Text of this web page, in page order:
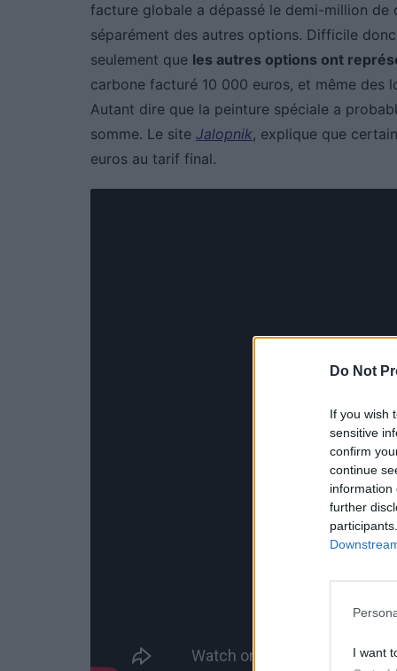
Do Not
If you wish
sensitive
confirm
continue
information
further
I want
facture globale a dépassé le demi-million de
séparément des autres options. Difficile
seulement que les autres options ont
carbone facturé 10 000 euros, et même des
Autant dire que la peinture spéciale a
somme. Le site Jalopnik, explique que
euros au tarif final.